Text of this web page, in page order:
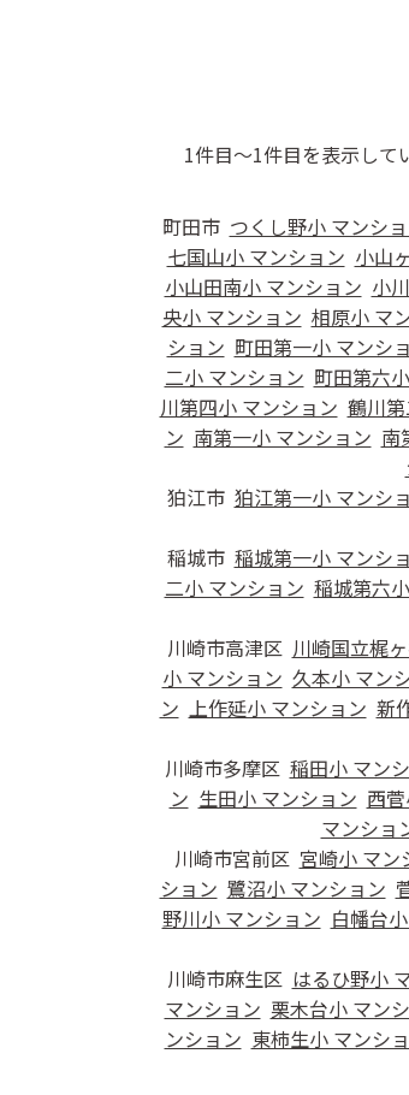
1件目～1件目を表示して
町田市 つくし野小 マンシ
七国山小 マンション 小山
小山田南小 マンション 小
央小 マンション 相原小 マ
ション 町田第一小 マンシ
二小 マンション 町田第六
川第四小 マンション 鶴川
ン 南第一小 マンション 南
狛江市 狛江第一小 マンシ
稲城市 稲城第一小 マンシ
二小 マンション 稲城第六
川崎市高津区 川崎国立梶
小 マンション 久本小 マン
ン 上作延小 マンション 新
川崎市多摩区 稲田小 マン
ン 生田小 マンション 西
マンショ
川崎市宮前区 宮崎小 マン
ション 鷺沼小 マンション
野川小 マンション 白幡台
川崎市麻生区 はるひ野小
マンション 栗木台小 マン
ンション 東柿生小 マンシ